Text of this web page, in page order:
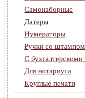
Самонаборные
Датеры
Нумераторы
Ручки со штампом
С
Для нотариуса
Круглые печати